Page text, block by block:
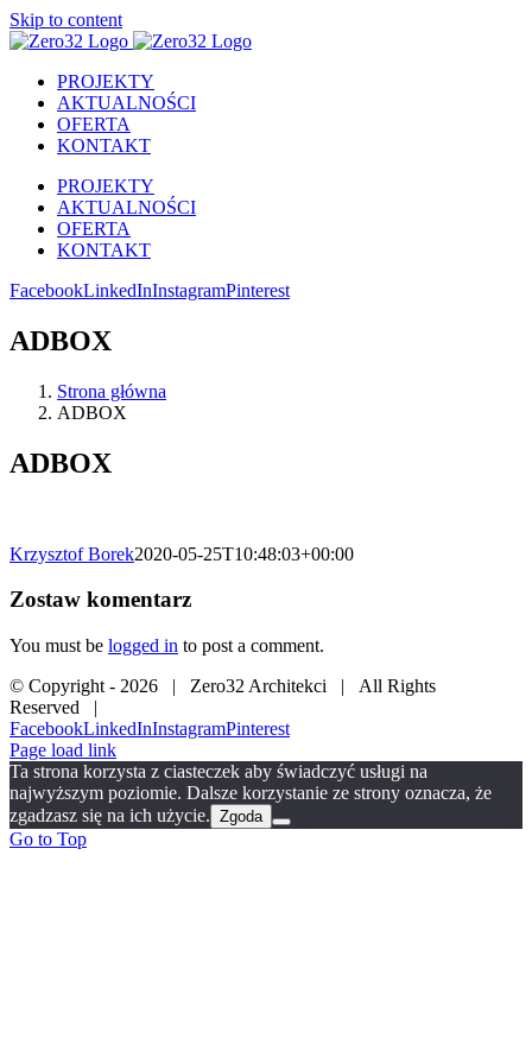
Skip to content
PROJEKTY
AKTUALNOŚCI
OFERTA
KONTAKT
PROJEKTY
AKTUALNOŚCI
OFERTA
KONTAKT
FacebookLinkedInInstagramPinterest
ADBOX
Strona główna
ADBOX
ADBOX
Krzysztof Borek2020-05-25T10:48:03+00:00
Zostaw komentarz
You must be logged in to post a comment.
© Copyright - 2026 | Zero32 Architekci | All Rights
Reserved |
FacebookLinkedInInstagramPinterest
Page load link
Ta strona korzysta z ciasteczek aby świadczyć usługi na
najwyższym poziomie. Dalsze korzystanie ze strony oznacza, że
zgadzasz się na ich użycie. Zgoda
Go to Top